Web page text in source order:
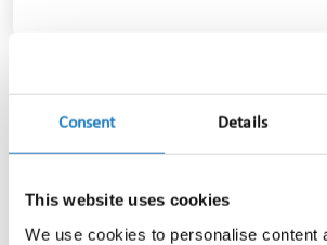
Consent Details
This website uses cookies
We use cookies to personalise content
Veelgestelde
Media Intelligence